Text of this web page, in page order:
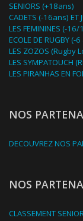
SENIORS (+18ans)
CADETS (-16ans) ET
LES FEMININES (-
ECOLE DE RUGBY
LES ZOZOS (Rugby
LES SYMPATOUCH
LES PIRANHAS EN
NOS
DECOUVREZ NOS
NOS
CLASSEMENT